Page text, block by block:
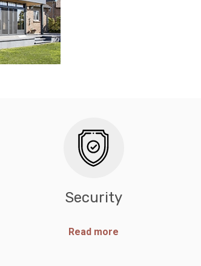
Security
Read more